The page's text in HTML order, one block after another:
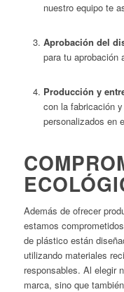
nuestro equipo te
Aprobación del
para tu aprobación
Producción y
con la fabricación
personalizados en
Además de ofrecer
estamos
de plástico están
utilizando materiales
responsables. Al elegir
marca, sino que